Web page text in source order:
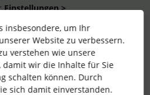
Einstellungen >
die Übersicht
werden.
ist es tatsächlich so, dass
wirklich nur dann
insbesondere, um Ihr
Website zu verbessern.
verstehen wie unsere
damit wir die Inhalte für Sie
schalten können. Durch
sich damit einverstanden.